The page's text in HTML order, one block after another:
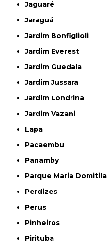
Jaguaré
Jaraguá
Jardim Bonfiglioli
Jardim Everest
Jardim Guedala
Jardim Jussara
Jardim Londrina
Jardim Vazani
Lapa
Pacaembu
Panamby
Parque Maria Domitila
Perdizes
Perus
Pinheiros
Pirituba